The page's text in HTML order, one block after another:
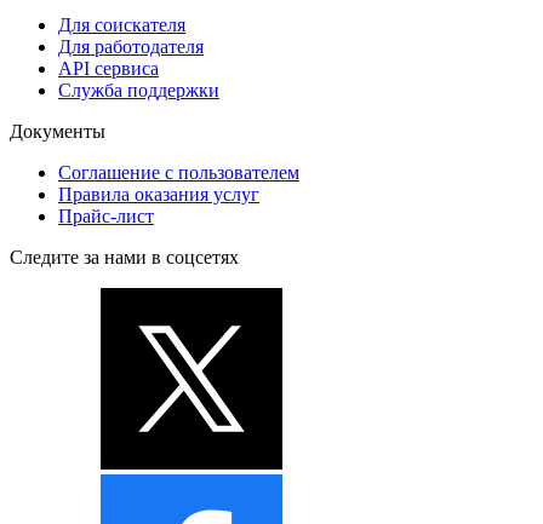
Для соискателя
Для работодателя
API сервиса
Служба поддержки
Документы
Соглашение с пользователем
Правила оказания услуг
Прайс-лист
Следите за нами в соцсетях